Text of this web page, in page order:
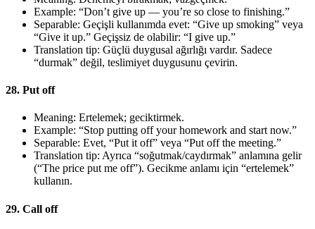
Example: “Don’t give up — you’re so close to finishing.”
Separable: Geçişli kullanımda evet: “Give up smoking” veya
“Give it up.” Geçişsiz de olabilir: “I give up.”
Translation tip: Güçlü duygusal ağırlığı vardır. Sadece
“durmak” değil, teslimiyet duygusunu çevirin.
28. Put off
Meaning: Ertelemek; geciktirmek.
Example: “Stop putting off your homework and start now.”
Separable: Evet, “Put it off” veya “Put off the meeting.”
Translation tip: Ayrıca “soğutmak/caydırmak” anlamına gelir
(“The price put me off”). Gecikme anlamı için “ertelemek”
kullanın.
29. Call off